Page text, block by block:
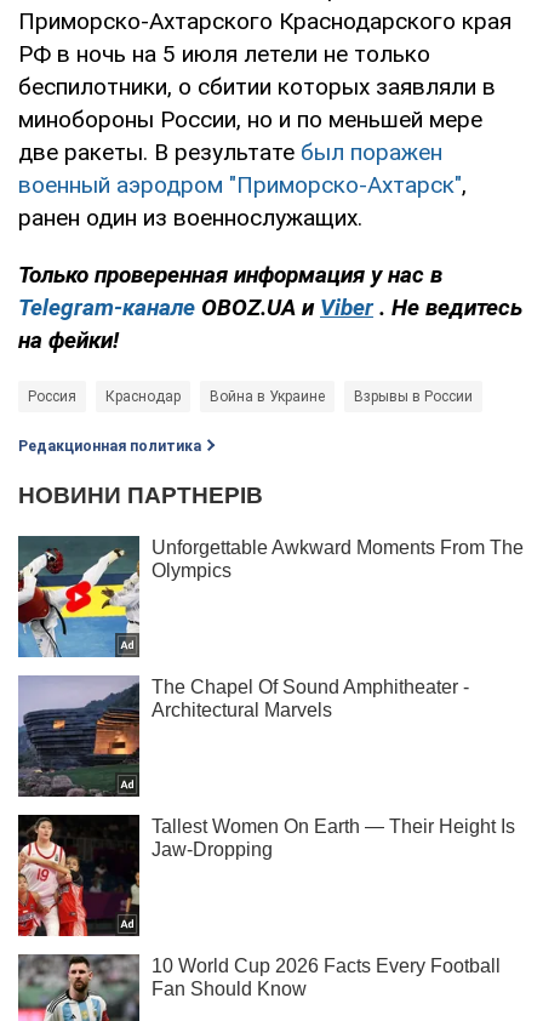
Приморско-Ахтарского Краснодарского края
РФ в ночь на 5 июля летели не только
беспилотники, о сбитии которых заявляли в
минобороны России, но и по меньшей мере
две ракеты. В результате был поражен
военный аэродром "Приморско-Ахтарск",
ранен один из военнослужащих.
Только проверенная информация у нас в
Telegram-канале OBOZ.UA и Viber . Не ведитесь
на фейки!
Россия Краснодар Война в Украине Взрывы в России
Редакционная политика